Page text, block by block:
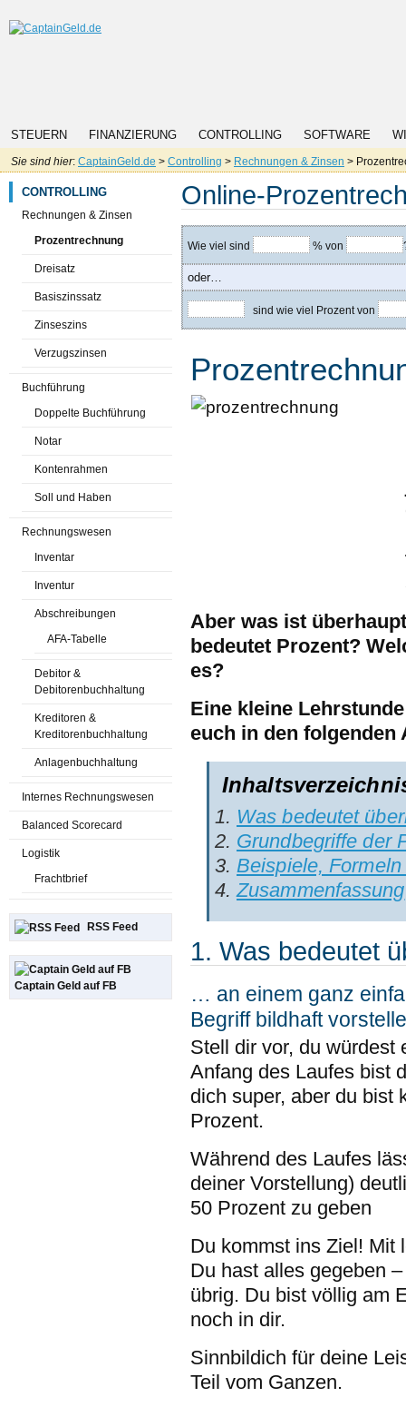
STEUERN FINANZIERUNG CONTROLLING SOFTWARE
Sie sind hier: CaptainGeld.de > Controlling > Rechnungen & Zinsen >
CONTROLLING
Rechnungen & Zinsen
Prozentrechnung
Dreisatz
Basiszinssatz
Zinseszins
Verzugszinsen
Buchführung
Doppelte Buchführung
Notar
Kontenrahmen
Soll und Haben
Rechnungswesen
Inventar
Inventur
Abschreibungen
AFA-Tabelle
Debitor &
Debitorenbuchhaltung
Kreditoren &
Kreditorenbuchhaltung
Anlagenbuchhaltung
Internes Rechnungswesen
Balanced Scorecard
Logistik
Frachtbrief
RSS Feed
Captain Geld auf FB
Online-
Wie viel sind % von
oder…
sind wie viel Prozent von
Aber was ist
bedeutet Prozent?
es?
Eine kleine
euch in den folgenden
Was bedeutet
Grundbegriffe der
Beispiele,
Zusammenfassung
1. Was bedeutet
… an einem ganz
Begriff bildhaft
Stell dir vor, du würdest
Anfang des Laufes bist
dich super, aber du bist
Prozent.
Während des Laufes
deiner Vorstellung)
50 Prozent zu geben
Du kommst ins Ziel! Mit
Du hast alles gegeben
übrig. Du bist völlig am
noch in dir.
Sinnbildich für deine
Teil vom Ganzen.